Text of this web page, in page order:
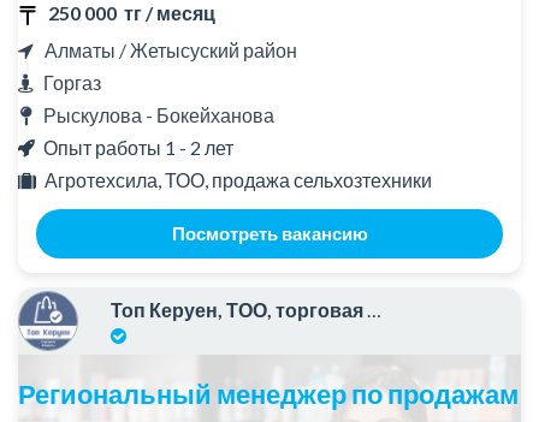
250 000 тг / месяц
Алматы / Жетысуский район
Горгаз
Рыскулова - Бокейханова
Опыт работы 1 - 2 лет
Агротехсила, ТОО, продажа сельхозтехники
Посмотреть вакансию
Топ Керуен, ТОО, торговая компания
Региональный менеджер по продажам